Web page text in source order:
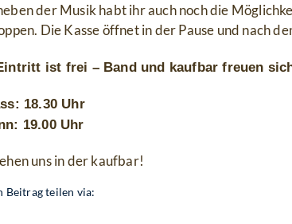
der Musik habt ihr auch noch die
Die Kasse öffnet in der Pause und nach
ist frei – Band und kaufbar freuen
18.30 Uhr
19.00 Uhr
uns in der kaufbar!
Beitrag teilen via: